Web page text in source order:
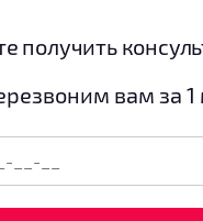
получить
вам за 1